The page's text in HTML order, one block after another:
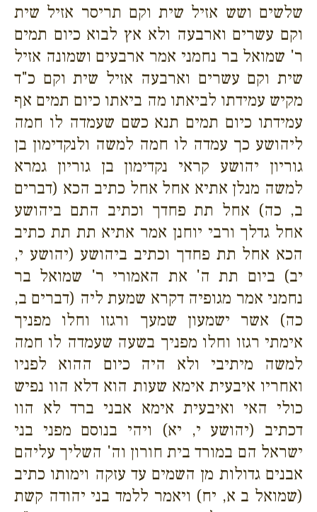
שלשים ושש אזיל שית וקם תריסר אזיל שית
וקם עשרים וארבעה ולא אץ לבוא כיום תמים
ר' שמואל בר נחמני אמר ארבעים ושמונה אזיל
שית וקם עשרים וארבעה אזיל שית וקם כ"ד
מקיש עמידתו לביאתו מה ביאתו כיום תמים אף
עמידתו כיום תמים תנא כשם שעמדה לו חמה
ליהושע כך עמדה לו חמה למשה ולנקדימון בן
גוריון יהושע קראי נקדימון בן גוריון גמרא
למשה מנלן אתיא אחל אחל כתיב הכא (דברים
ב, כה) אחל תת פחדך וכתיב התם ביהושע
אחל גדלך ורבי יוחנן אמר אתיא תת תת כתיב
הכא אחל תת פחדך וכתיב ביהושע (יהושע י,
יב) ביום תת ה' את האמורי ר' שמואל בר
נחמני אמר מגופיה דקרא שמעת ליה (דברים ב,
כה) אשר ישמעון שמעך ורגזו וחלו מפניך
אימתי רגזו וחלו מפניך בשעה שעמדה לו חמה
למשה מיתיבי ולא היה כיום ההוא לפניו
ואחריו איבעית אימא שעות הוא דלא הוו נפיש
כולי האי ואיבעית אימא אבני ברד לא הוו
דכתיב (יהושע י, יא) ויהי בנוסם מפני בני
ישראל הם במורד בית חורון וה' השליך עליהם
אבנים גדולות מן השמים עד עזקה וימותו כתיב
(שמואל ב א, יח) ויאמר ללמד בני יהודה קשת